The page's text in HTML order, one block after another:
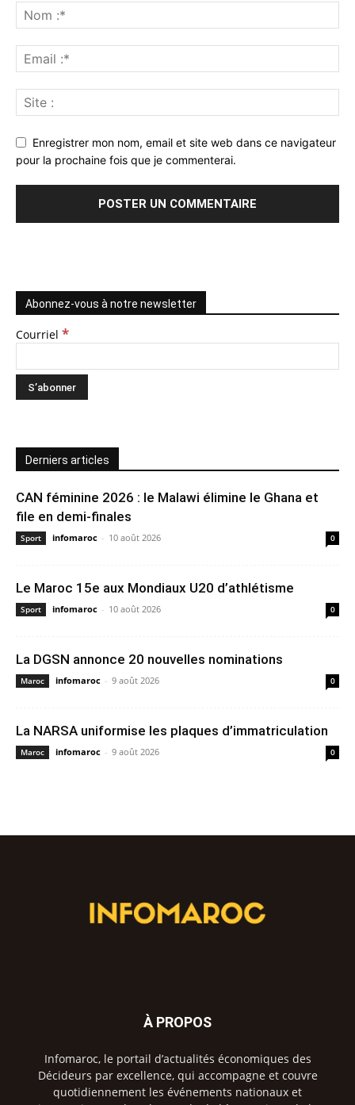
Enregistrer mon nom, email et site web dans ce navigateur
pour la prochaine fois que je commenterai.
Abonnez-vous à notre newsletter
Courriel *
Derniers articles
CAN féminine 2026 : le Malawi élimine le Ghana et
file en demi-finales
Sport infomaroc - 10 août 2026 0
Le Maroc 15e aux Mondiaux U20 d’athlétisme
Sport infomaroc - 10 août 2026 0
La DGSN annonce 20 nouvelles nominations
Maroc infomaroc - 9 août 2026 0
La NARSA uniformise les plaques d’immatriculation
Maroc infomaroc - 9 août 2026 0
À PROPOS
Infomaroc, le portail d’actualités économiques des
Décideurs par excellence, qui accompagne et couvre
quotidiennement les événements nationaux et